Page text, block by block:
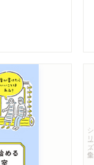
シリーズ・全集